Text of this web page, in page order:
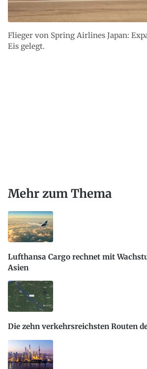
Flieger von Spring Airlines Japan:
Eis gelegt.
Mehr zum Thema
Lufthansa Cargo rechnet mit
Asien
Die zehn verkehrsreichsten Routen